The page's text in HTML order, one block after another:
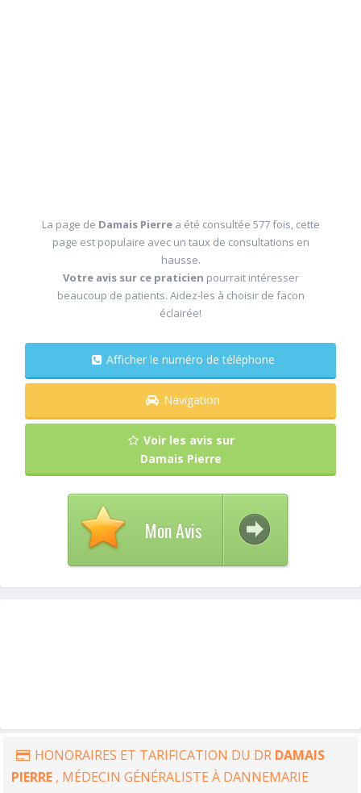
La page de Damais Pierre a été consultée 577 fois, cette
page est populaire avec un taux de consultations en
hausse.
Votre avis sur ce praticien pourrait intéresser
beaucoup de patients. Aidez-les à choisir de facon
éclairée!
Afficher le numéro de téléphone
Navigation
Voir les avis sur
Damais Pierre
Mon Avis
HONORAIRES ET TARIFICATION DU DR DAMAIS
PIERRE , MÉDECIN GÉNÉRALISTE À DANNEMARIE